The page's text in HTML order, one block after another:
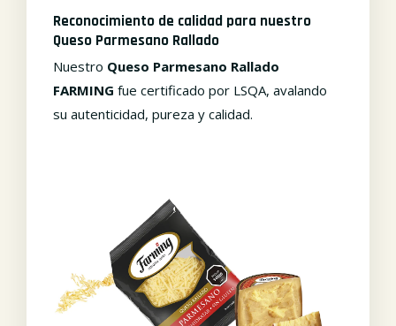
Reconocimiento de calidad para nuestro
Queso Parmesano Rallado
Nuestro Queso Parmesano Rallado
FARMING fue certificado por LSQA, avalando
su autenticidad, pureza y calidad.